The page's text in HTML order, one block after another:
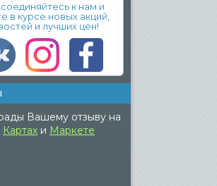
к нам и
в курсе новых акций,
и лучших цен!
Вашему отзыву на
Картах и Маркете